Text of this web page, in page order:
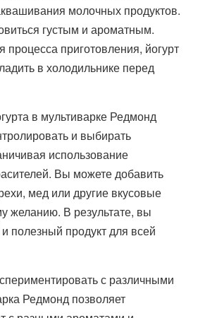
молочных продуктов.
густым и ароматным.
приготовления, йогурт
в холодильнике перед
в мультиварке Редмонд
и выбирать
использование
Вы можете добавить
мед или другие вкусовые
желанию. В результате, вы
полезный продукт для всей
с различными
Редмонд позволяет